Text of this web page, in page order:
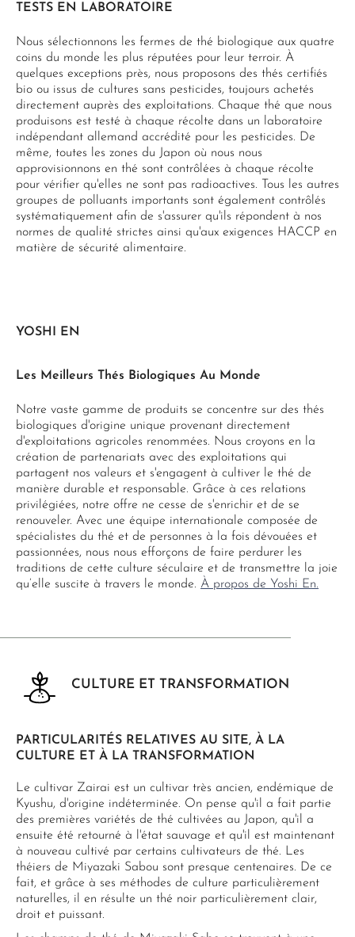
TESTS EN LABORATOIRE
Nous sélectionnons les fermes de thé biologique aux quatre
coins du monde les plus réputées pour leur terroir. À
quelques exceptions près, nous proposons des thés certifiés
bio ou issus de cultures sans pesticides, toujours achetés
directement auprès des exploitations. Chaque thé que nous
produisons est testé à chaque récolte dans un laboratoire
indépendant allemand accrédité pour les pesticides. De
même, toutes les zones du Japon où nous nous
approvisionnons en thé sont contrôlées à chaque récolte
pour vérifier qu'elles ne sont pas radioactives. Tous les autres
groupes de polluants importants sont également contrôlés
systématiquement afin de s'assurer qu'ils répondent à nos
normes de qualité strictes ainsi qu'aux exigences HACCP en
matière de sécurité alimentaire.
YOSHI EN
Les Meilleurs Thés Biologiques Au Monde
Notre vaste gamme de produits se concentre sur des thés
biologiques d'origine unique provenant directement
d'exploitations agricoles renommées. Nous croyons en la
création de partenariats avec des exploitations qui
partagent nos valeurs et s'engagent à cultiver le thé de
manière durable et responsable. Grâce à ces relations
privilégiées, notre offre ne cesse de s'enrichir et de se
renouveler. Avec une équipe internationale composée de
spécialistes du thé et de personnes à la fois dévouées et
passionnées, nous nous efforçons de faire perdurer les
traditions de cette culture séculaire et de transmettre la joie
qu’elle suscite à travers le monde. À propos de Yoshi En.
CULTURE ET TRANSFORMATION
PARTICULARITÉS RELATIVES AU SITE, À LA
CULTURE ET À LA TRANSFORMATION
Le cultivar Zairai est un cultivar très ancien, endémique de
Kyushu, d'origine indéterminée. On pense qu'il a fait partie
des premières variétés de thé cultivées au Japon, qu'il a
ensuite été retourné à l'état sauvage et qu'il est maintenant
à nouveau cultivé par certains cultivateurs de thé. Les
théiers de Miyazaki Sabou sont presque centenaires. De ce
fait, et grâce à ses méthodes de culture particulièrement
naturelles, il en résulte un thé noir particulièrement clair,
droit et puissant.